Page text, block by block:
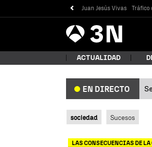
Juan Jesús Vivas Tráfico
Antena
3 Noticias
ACTUALIDAD
EN DIRECTO
sociedad Sucesos
LAS CONSECUENCIAS DE